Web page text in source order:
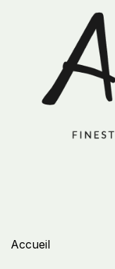
Accueil